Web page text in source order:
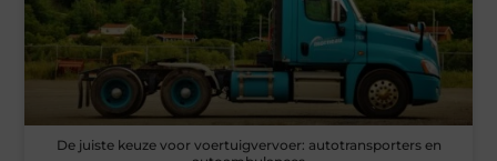
De juiste keuze voor voertuigvervoer: autotransporters en